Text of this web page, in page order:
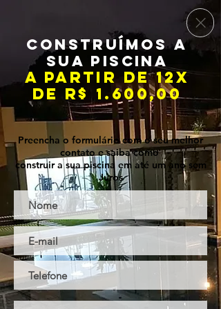
CONSTRUÍMOS A
SUA PISCINA
A PARTIR DE12X
DE R$ 1.600,00
Preencha o formulário com o seu melhor
contato e saiba como
construir a sua piscina em até um ano sem
Juros